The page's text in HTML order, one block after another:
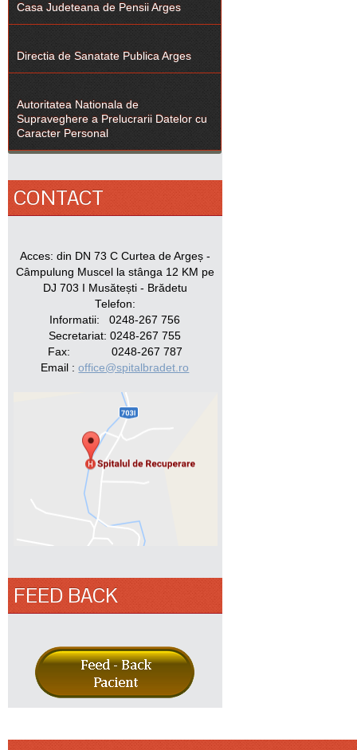
Casa Judeteana de Pensii Arges
Directia de Sanatate Publica Arges
Autoritatea Nationala de
Supraveghere a Prelucrarii Datelor cu
Caracter Personal
CONTACT
Acces: din DN 73 C Curtea de Argeș -
Câmpulung Muscel la stânga 12 KM pe
DJ 703 I Musătești - Brădetu
Telefon:
Informatii: 0248-267 756
Secretariat: 0248-267 755
Fax: 0248-267 787
Email :office@spitalbradet.ro
FEED BACK